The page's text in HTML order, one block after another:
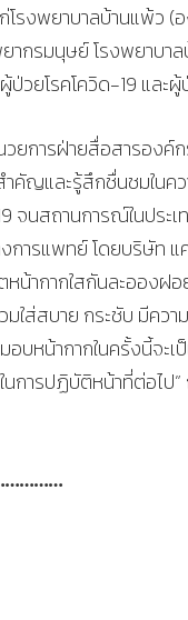
โรงพยาบาลบ้านแพ้ว
ากรมนุษย์ โรงพยาบ
ป่วยโรคโควิด-19 แล
ยการฝ่ายสื่อสารองค์ก
ำคัญและรู้สึกชื่นชมใน
จนสถานการณ์ในปร
ารแพทย์ โดยบริษัท แ
หน้ากากใสกันละออ
ส่สบาย กระชับ มีคว
บหน้ากากในครั้งนี้จะ
นการปฏิบัติหน้าที่ต่อไ